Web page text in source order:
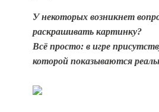
У некоторых возникнет
раскрашивать картинку?
Всё просто: в игре
которой показываются